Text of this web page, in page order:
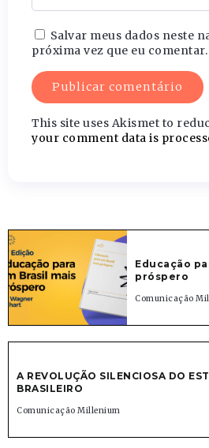
Salvar meus dados neste
próxima vez que eu comentar.
This site uses Akismet to
your comment data is
Educação
próspero
Comunicação
A REVOLUÇÃO SILENCIOSA DO
BRASILEIRO
Comunicação Millenium